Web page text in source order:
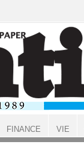
FINANCE VIE